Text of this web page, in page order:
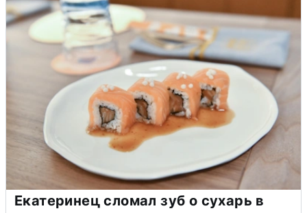
Екатеринец сломал зуб о сухарь в